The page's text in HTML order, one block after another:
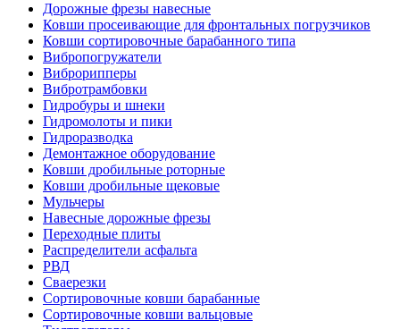
Дорожные фрезы навесные
Ковши просеивающие для фронтальных погрузчиков
Ковши сортировочные барабанного типа
Вибропогружатели
Виброрипперы
Вибротрамбовки
Гидробуры и шнеки
Гидромолоты и пики
Гидроразводка
Демонтажное оборудование
Ковши дробильные роторные
Ковши дробильные щековые
Мульчеры
Навесные дорожные фрезы
Переходные плиты
Распределители асфальта
РВД
Сваерезки
Сортировочные ковши барабанные
Сортировочные ковши вальцовые